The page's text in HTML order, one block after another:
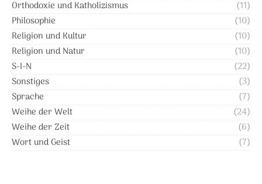
Orthodoxie und Katholizismus
(11)
Philosophie
(10)
Religion und Kultur
(10)
Religion und Natur
(10)
S-I-N
(22)
Sonstiges
(3)
Sprache
(7)
Weihe der Welt
(24)
Weihe der Zeit
(6)
Wort und Geist
(7)